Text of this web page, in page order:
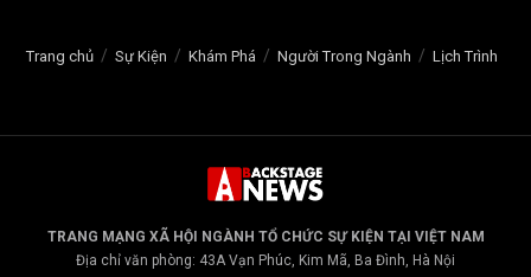
Trang chủ Sự Kiện Khám Phá Người Trong Ngành Lịch Trình
TRANG MẠNG XÃ HỘI NGÀNH TỔ CHỨC SỰ KIỆN TẠI VIỆT NAM
Địa chỉ văn phòng: 43A Vạn Phúc, Kim Mã, Ba Đình, Hà Nội